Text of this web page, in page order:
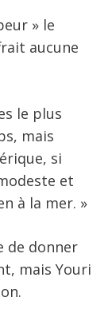
» le
aucune
le plus
mais
si
et
à la mer. »
de donner
mais Youri